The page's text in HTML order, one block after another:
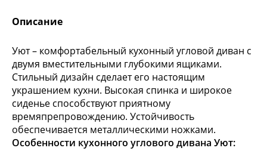
Описание
Уют – комфортабельный кухонный угловой диван с
двумя вместительными глубокими ящиками.
Стильный дизайн сделает его настоящим
украшением кухни. Высокая спинка и широкое
сиденье способствуют приятному
времяпрепровождению. Устойчивость
обеспечивается металлическими ножками.
Особенности кухонного углового дивана Уют: